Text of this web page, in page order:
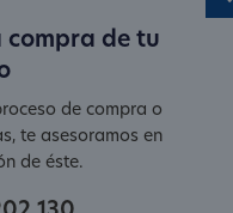
compra de tu
de compra o
te asesoramos en
de éste.